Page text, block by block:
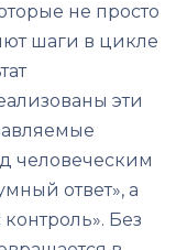
не просто
шаги в цикле
эти
человеческим
ответ», а
Без